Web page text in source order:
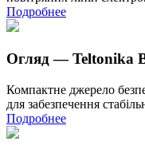
Подробнее
Огляд — Teltonika
Компактне джерело
для забезпечення
Подробнее